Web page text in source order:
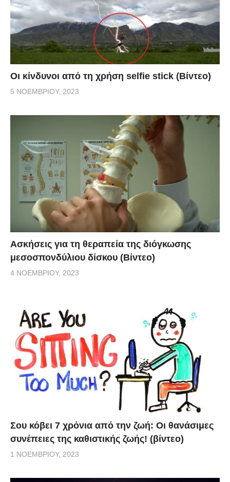
Οι κίνδυνοι από τη χρήση selfie stick (Βίντεο)
5 ΝΟΕΜΒΡΊΟΥ, 2023
Ασκήσεις για τη θεραπεία της διόγκωσης
μεσοσπονδύλιου δίσκου (Βίντεο)
4 ΝΟΕΜΒΡΊΟΥ, 2023
Σου κόβει 7 χρόνια από την ζωή: Oι θανάσιμες
συνέπειες της καθιστικής ζωής! (βίντεο)
1 ΝΟΕΜΒΡΊΟΥ, 2023